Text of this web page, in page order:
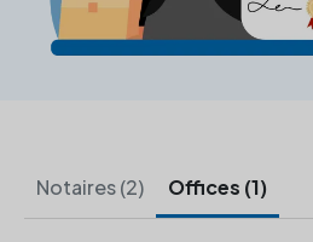
Notaires (2) Offices (1)